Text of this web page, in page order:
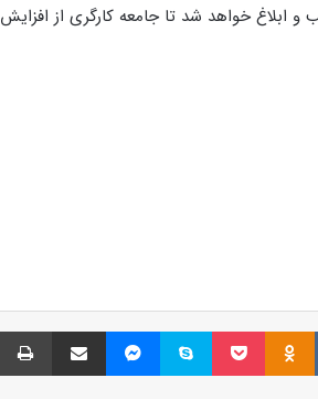
ابلاغ خواهد شد تا جامعه کارگری از افزایش
VKontakte
Odnoklassniki پاکت اسکایپ مسنجر اشتراک گذاری با ایمیل